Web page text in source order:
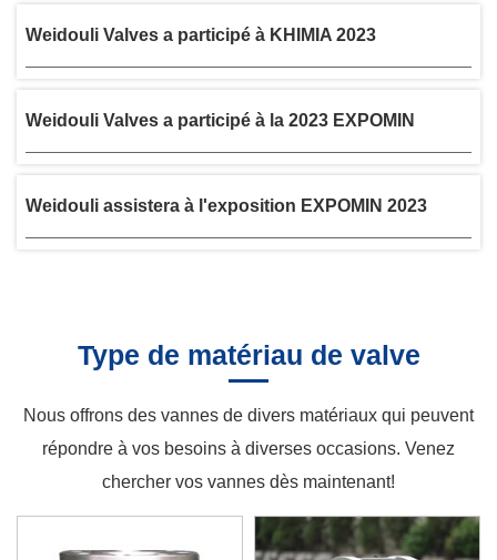
Weidouli Valves a participé à KHIMIA 2023
Weidouli Valves a participé à la 2023 EXPOMIN
Weidouli assistera à l'exposition EXPOMIN 2023
Type de matériau de valve
Nous offrons des vannes de divers matériaux qui peuvent
répondre à vos besoins à diverses occasions. Venez
chercher vos vannes dès maintenant!